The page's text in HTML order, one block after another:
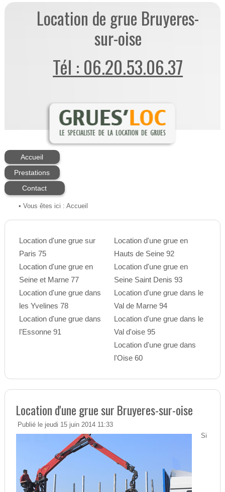
Location de grue Bruyeres-
sur-oise
Tél : 06.20.53.06.37
Accueil
Prestations
Contact
• Vous êtes ici : Accueil
Location d'une grue sur
Paris 75
Location d'une grue en
Seine et Marne 77
Location d'une grue dans
les Yvelines 78
Location d'une grue dans
l'Essonne 91
Location d'une grue en
Hauts de Seine 92
Location d'une grue en
Seine Saint Denis 93
Location d'une grue dans le
Val de Marne 94
Location d'une grue dans le
Val d'oise 95
Location d'une grue dans
l'Oise 60
Location d'une grue sur Bruyeres-sur-oise
Publié le jeudi 15 juin 2014 11:33
Si